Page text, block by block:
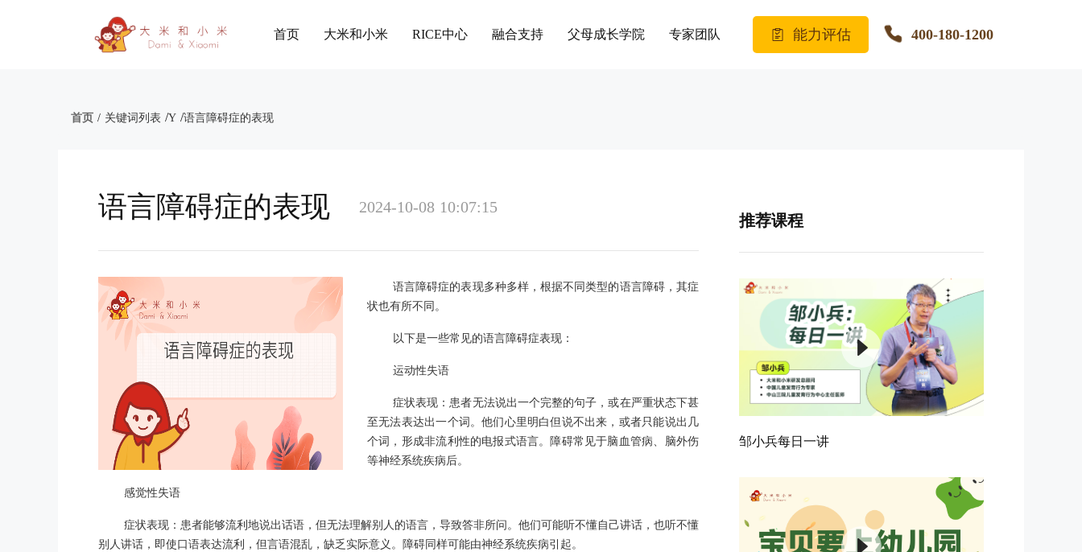
首页 大米和小米 RICE中心 融合支持 父母成长学院 专家团队 能力评估 400-180-1200
首页 / 关键词列表 /Y /语言障碍症的表现
语言障碍症的表现 2024-10-08 10:07:15
语言障碍症的表现多种多样，根据不同类型的语言障碍，其症
状也有所不同。
以下是一些常见的语言障碍症表现：
运动性失语
症状表现：患者无法说出一个完整的句子，或在严重状态下甚
至无法表达出一个词。他们心里明白但说不出来，或者只能说出几
个词，形成非流利性的电报式语言。障碍常见于脑血管病、脑外伤
等神经系统疾病后。
感觉性失语
症状表现：患者能够流利地说出话语，但无法理解别人的语言，导致答非所问。他们可能听不懂自己讲话，也听不懂
别人讲话，即使口语表达流利，但言语混乱，缺乏实际意义。障碍同样可能由神经系统疾病引起。
推荐课程
邹小兵每日一讲